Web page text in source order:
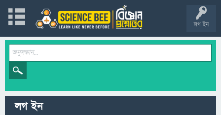
লগ ইন
লগ ইন